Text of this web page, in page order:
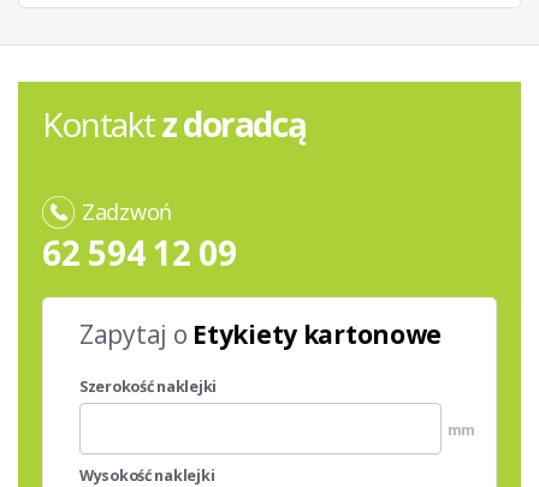
Kontaktz doradcą
Zadzwoń
62 594 12 09
Zapytaj o Etykiety kartonowe
Szerokość naklejki
mm
Wysokość naklejki